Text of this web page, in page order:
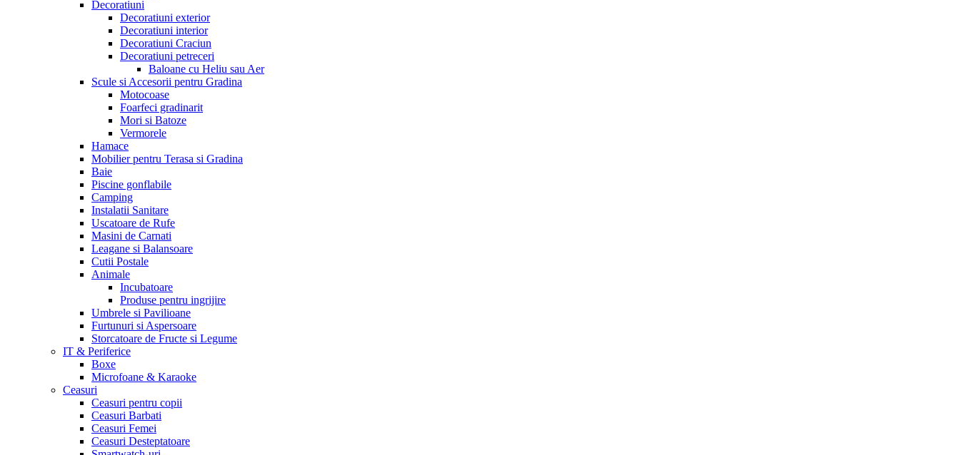
Decoratiuni
Decoratiuni exterior
Decoratiuni interior
Decoratiuni Craciun
Decoratiuni petreceri
Baloane cu Heliu sau Aer
Scule si Accesorii pentru Gradina
Motocoase
Foarfeci gradinarit
Mori si Batoze
Vermorele
Hamace
Mobilier pentru Terasa si Gradina
Baie
Piscine gonflabile
Camping
Instalatii Sanitare
Uscatoare de Rufe
Masini de Carnati
Leagane si Balansoare
Cutii Postale
Animale
Incubatoare
Produse pentru ingrijire
Umbrele si Pavilioane
Furtunuri si Aspersoare
Storcatoare de Fructe si Legume
IT & Periferice
Boxe
Microfoane & Karaoke
Ceasuri
Ceasuri pentru copii
Ceasuri Barbati
Ceasuri Femei
Ceasuri Desteptatoare